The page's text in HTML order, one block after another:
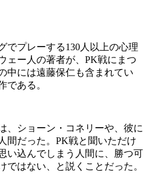
プレーする130人以上の心理
ェー人の著者が、PK戦にまつ
中には遠藤保仁も含まれてい
である。
ショーン・コネリーや、彼に
間だった。PK戦と聞いただけ
い込んでしまう人間に、勝つ可
ではない、と説くことだった。